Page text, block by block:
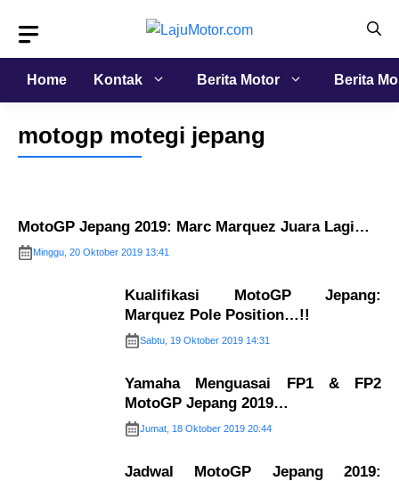
isi
Home
Kontak Berita Motor Berita
motogp motegi jepang
MotoGP Jepang 2019: Marc Marquez Juara Lagi…
Minggu, 20 Oktober 2019 13:41
Kualifikasi MotoGP Jepang:
Marquez Pole Position…!!
Sabtu, 19 Oktober 2019 14:31
Yamaha Menguasai FP1 & FP2
MotoGP Jepang 2019…
Jumat, 18 Oktober 2019 20:44
Jadwal MotoGP Jepang 2019: